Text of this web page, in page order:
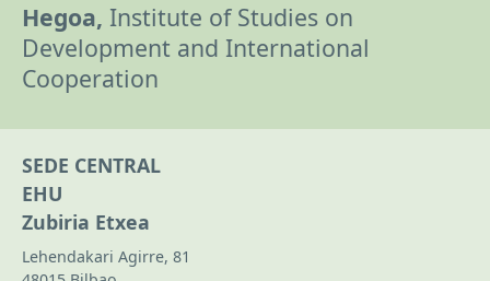
Hegoa, Institute of Studies on
Development and International
Cooperation
SEDE CENTRAL
EHU
Zubiria Etxea
Lehendakari Agirre, 81